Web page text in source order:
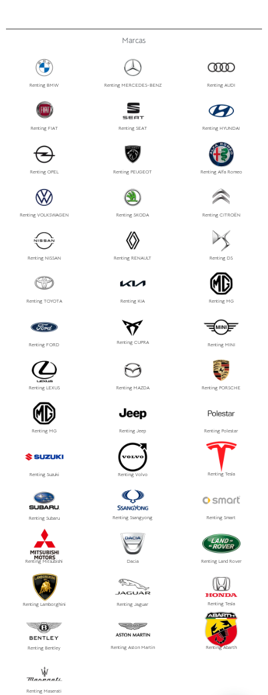
Marcas
Renting BMW Renting MERCEDES-BENZ Renting AUDI
Renting FIAT Renting SEAT Renting HYUNDAI
Renting OPEL Renting PEUGEOT Renting Alfa Romeo
Renting VOLKSWAGEN Renting SKODA Renting CITROËN
Renting NISSAN Renting RENAULT Renting DS
Renting TOYOTA Renting KIA Renting MG
Renting FORD Renting CUPRA Renting MINI
Renting LEXUS Renting MAZDA Renting PORSCHE
Renting MG Renting Jeep Renting Polestar
Renting Suzuki Renting Volvo Renting Tesla
Renting Subaru Renting Ssangyong Renting Smart
Renting Mitsubishi Dacia Renting Land Rover
Renting Lamborghini Renting Jaguar Renting Tesla
Renting Bentley Renting Aston Martin Renting Abarth
Renting Maserati